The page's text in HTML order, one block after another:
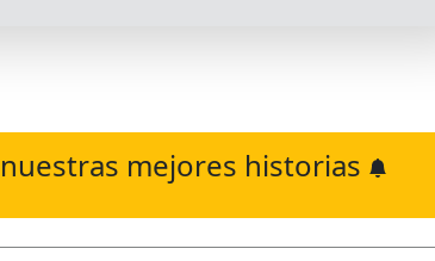
mejores historias